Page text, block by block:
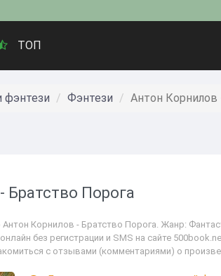
ТОП
фэнтези Фэнтези Антон Корнилов
Братство Порога
Корнилов - Братство Порога. Жанр:
без регистрации и SMS на сайте
с отзывами (комментариями) о